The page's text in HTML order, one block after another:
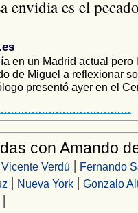
es el
en un Madrid actual pero
de Miguel a reflexionar
presentó ayer en el
con Amando
Vicente Verdú | Fernando
| Nueva York| Gonzalo
|